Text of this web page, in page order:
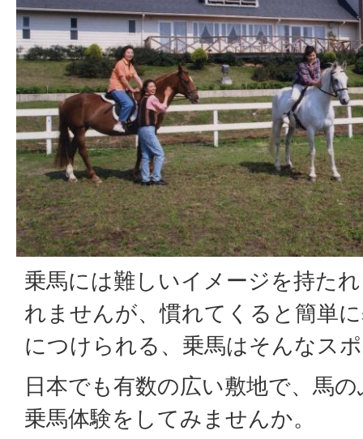
乗馬には難しいイメージを持た
れませんが、慣れてくると簡単
につけられる、乗馬はそんなス
日本でも有数の広い敷地で、馬
乗馬体験をしてみませんか。